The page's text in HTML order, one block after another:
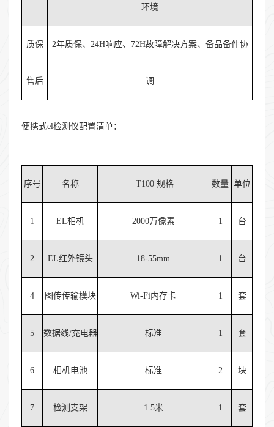
环境
质保
售后
2年质保、24H响应、72H故障解决方案、备品备件协
调
便携式el检测仪配置清单：
序号 名称 T100 规格 数量 单位
1 EL相机 2000万像素 1 台
2 EL红外镜头 18-55mm 1 台
4 图传传输模块 Wi-Fi内存卡 1 套
5 数据线/充电器 标准 1 套
6 相机电池 标准 2 块
7 检测支架 1.5米 1 套